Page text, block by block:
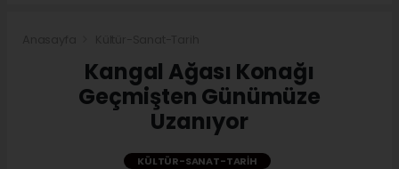
Kangal Ağası Konağı
Geçmişten Günümüze
Uzanıyor
KÜLTÜR-SANAT-TARIH